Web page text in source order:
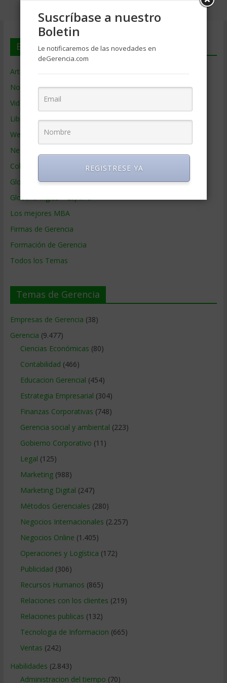
En deGerencia.com
Artículos de Gerencia
Noticias de Gerencia
Videos de Gerencia
Libros de Gerencia
Webs de Gerencia
Negocios por País
Colaboradores de Gerencia
Glosario
Glosario Inglés – Español
Los mejores MBA
Firmas de Gerencia
Formación de Gerencia
Todos los Temas
Temas de Gerencia
Empresas de Gerencia (38)
Gerencia (9.477)
Ciencias Económicas (80)
Contabilidad (466)
Educacion Gerencial (454)
Estrategia Empresarial (304)
Finanzas Corporativas (748)
Gerencia social y ambiental (223)
Gobierno Corporativo (11)
Legal (125)
Marketing(988)
Marketing Digital (247)
Métodos Gerenciales (280)
Negocios Internacionales (2.257)
Negocios Online (1.405)
Operaciones y Logística (172)
Publicidad (306)
Recursos Humanos (865)
Relaciones con los clientes (219)
Relaciones publicas (132)
Tecnologia de Informacion (665)
Ventas (242)
Habilidades (2.843)
Administracion del tiempo (70)
Suscríbase a nuestro
Boletin
Le notificaremos de las novedades en
deGerencia.com
REGISTRESE YA